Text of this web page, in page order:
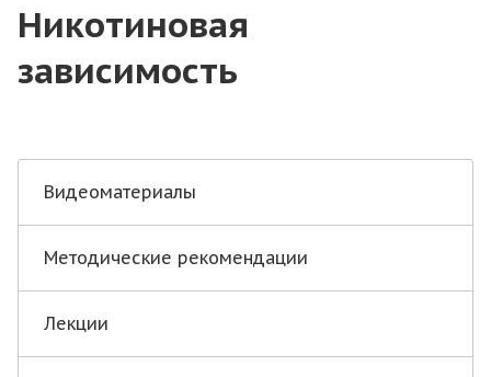
Никотиновая
зависимость
Видеоматериалы
Методические рекомендации
Лекции